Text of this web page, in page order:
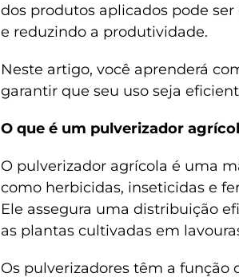
dos produtos aplicados pode
e reduzindo a produtividade.
Neste artigo, você aprenderá
garantir que seu uso seja
O que é um pulverizador
O pulverizador agrícola é uma
como herbicidas, inseticidas e
Ele assegura uma distribuição
as plantas cultivadas em
Os pulverizadores têm a